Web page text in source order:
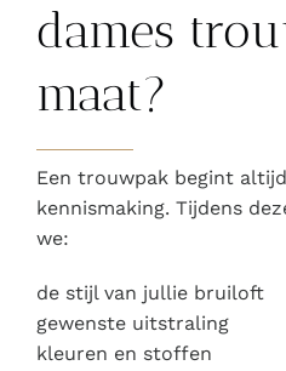
dames
maat?
Een trouwpak begint
kennismaking. Tijdens
we:
de stijl van jullie bruiloft
gewenste uitstraling
kleuren en stoffen